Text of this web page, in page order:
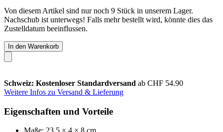
Von diesem Artikel sind nur noch 9 Stück in unserem Lager.
Nachschub ist unterwegs! Falls mehr bestellt wird, könnte dies das
Zustelldatum beeinflussen.
In den Warenkorb
Schweiz: Kostenloser Standardversand ab CHF 54.90
Weitere Infos zu Versand & Lieferung
Eigenschaften und Vorteile